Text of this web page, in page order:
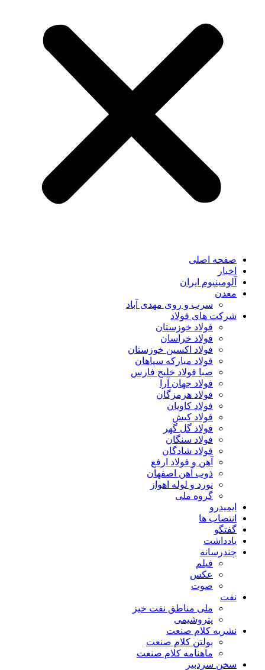
صفحه اصلی
اخبار
آلومینیوم ایران
معدن
سرب و روی مهدی آباد
شرکت های فولاد
فولاد خوزستان
فولاد خراسان
فولاد اکسین خوزستان
فولاد مبارکه سپاهان
صبا فولاد خلیج فارس
فولاد جهان آرا
فولاد هرمزگان
فولاد کاویان
فولاد کیش
فولاد گل گهر
فولاد سنگان
فولاد شادگان
آهن و فولاد ارفع
ذوب آهن اصفهان
نورد و لوله اهواز
گروه ملی
ایمیدرو
انتصاب ها
گفتگو
یادداشت
چندرسانه
فیلم
عکس
صوت
نفت
ملی مناطق نفت خیز
پتروشیمی
نشریه کلام صنعت
بولتن کلام صنعت
ماهنامه کلام صنعت
سخن سردبیر